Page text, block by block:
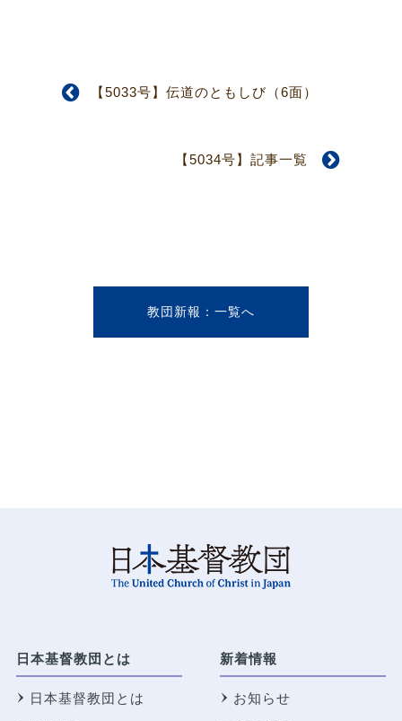
【5033号】伝道のともしび（6面）
【5034号】記事一覧
教団新報
日本基督教団とは
日本基督教団とは
新着情報
お知らせ